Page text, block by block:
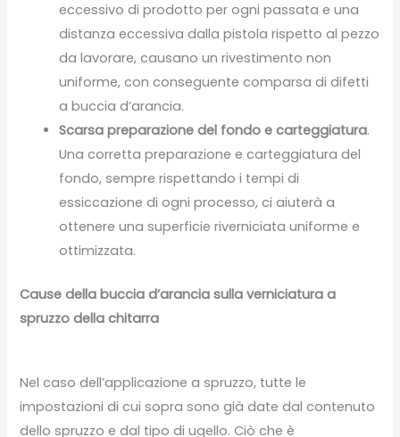
eccessivo di prodotto per ogni passata e una
distanza eccessiva dalla pistola rispetto al pezzo
da lavorare, causano un rivestimento non
uniforme, con conseguente comparsa di difetti
a buccia d’arancia.
Scarsa preparazione del fondo e carteggiatura.
Una corretta preparazione e carteggiatura del
fondo, sempre rispettando i tempi di
essiccazione di ogni processo, ci aiuterà a
ottenere una superficie riverniciata uniforme e
ottimizzata.
Cause della buccia d’arancia sulla verniciatura a
spruzzo della chitarra
Nel caso dell’applicazione a spruzzo, tutte le
impostazioni di cui sopra sono già date dal contenuto
dello spruzzo e dal tipo di ugello. Ciò che è